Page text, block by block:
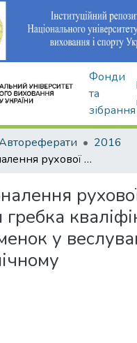
Фонди
та
зібрання
2016
Удосконалення рухової структури техніки гребка кваліфікованих спортсменок у веслуванні академічному
гребка
у